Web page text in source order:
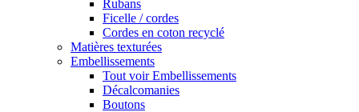
Rubans
Ficelle / cordes
Cordes en coton recyclé
Matières texturées
Embellissements
Tout voir Embellissements
Décalcomanies
Boutons